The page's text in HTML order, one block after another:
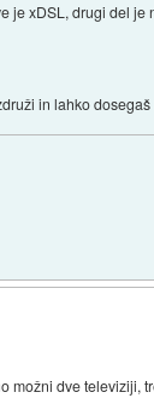
je xDSL, drugi del je
in lahko
možni dve